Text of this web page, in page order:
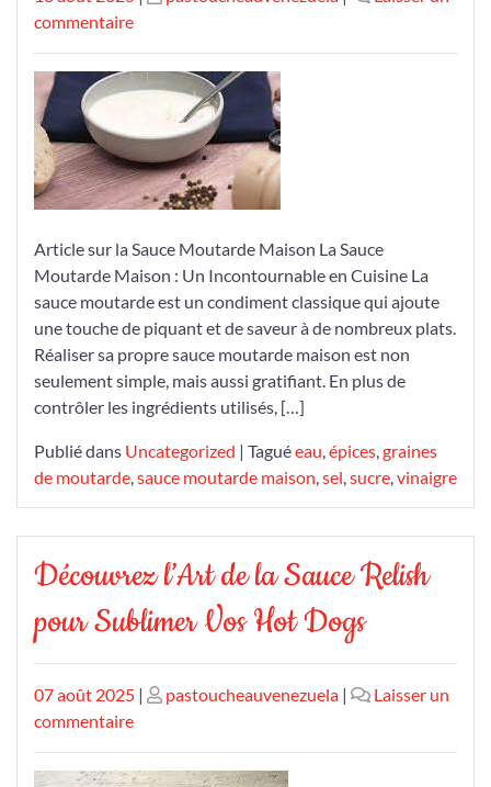
le
commentairesur
Facile
Sauce
Moutarde
Maison
:
Vos
Papilles
!
Article sur la Sauce Moutarde Maison La Sauce
Moutarde Maison : Un Incontournable en Cuisine La
sauce moutarde est un condiment classique qui ajoute
une touche de piquant et de saveur à de nombreux plats.
Réaliser sa propre sauce moutarde maison est non
seulement simple, mais aussi gratifiant. En plus de
contrôler les ingrédients utilisés, […]
Publié dans Uncategorized | Taguéeau,épices,graines
de moutarde,sauce moutarde maison,sel,sucre,vinaigre
Découvrez l’Art de la Sauce Relish
pour Sublimer Vos Hot Dogs
Publié
le
07 août 2025 | Publié
pastoucheauvenezuela |
Laisser un
commentairesur
l’Art